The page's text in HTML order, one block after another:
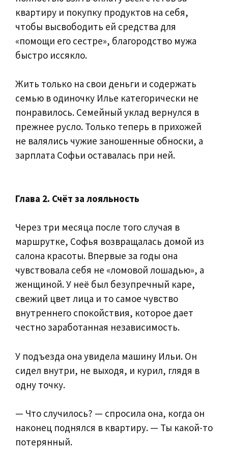
квартиру и покупку продуктов на себя,
чтобы высвободить ей средства для
«помощи его сестре», благородство мужа
быстро иссякло.
Жить только на свои деньги и содержать
семью в одиночку Илье категорически не
понравилось. Семейный уклад вернулся в
прежнее русло. Только теперь в прихожей
не валялись чужие заношенные обноски, а
зарплата Софьи оставалась при ней.
Глава 2. Счёт за лояльность
Через три месяца после того случая в
маршрутке, Софья возвращалась домой из
салона красоты. Впервые за годы она
чувствовала себя не «ломовой лошадью», а
женщиной. У неё был безупречный каре,
свежий цвет лица и то самое чувство
внутреннего спокойствия, которое дает
честно заработанная независимость.
У подъезда она увидела машину Ильи. Он
сидел внутри, не выходя, и курил, глядя в
одну точку.
— Что случилось? — спросила она, когда он
наконец поднялся в квартиру. — Ты какой-то
потерянный.